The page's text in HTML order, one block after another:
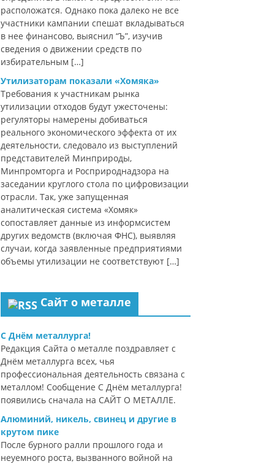
расположатся. Однако пока далеко не все
участники кампании спешат вкладываться
в нее финансово, выяснил “Ъ”, изучив
сведения о движении средств по
избирательным […]
Утилизаторам показали «Хомяка»
Требования к участникам рынка
утилизации отходов будут ужесточены:
регуляторы намерены добиваться
реального экономического эффекта от их
деятельности, следовало из выступлений
представителей Минприроды,
Минпромторга и Росприроднадзора на
заседании круглого стола по цифровизации
отрасли. Так, уже запущенная
аналитическая система «Хомяк»
сопоставляет данные из информсистем
других ведомств (включая ФНС), выявляя
случаи, когда заявленные предприятиями
объемы утилизации не соответствуют […]
Сайт о металле
С Днём металлурга!
Редакция Сайта о металле поздравляет с
Днём металлурга всех, чья
профессиональная деятельность связана с
металлом! Сообщение С Днём металлурга!
появились сначала на САЙТ О МЕТАЛЛЕ.
Алюминий, никель, свинец и другие в
крутом пике
После бурного ралли прошлого года и
неуемного роста, вызванного войной на